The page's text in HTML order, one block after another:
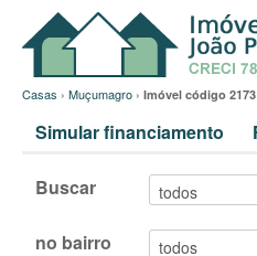
Casas › Muçumagro › Imóvel código 2173
Simular financiamento
Buscar
no bairro